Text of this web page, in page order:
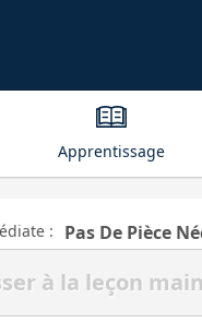
Apprentissage
: Pas De Pièce
à la leçon